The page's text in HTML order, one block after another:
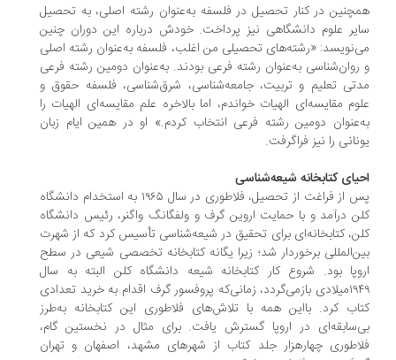
در کنار تحصیل در فلسفه به‌عنوان رشته اصلی، به تحصیل
علوم دانشگاهی نیز پرداخت. خودش درباره این دوران چنین
«رشته‌های تحصیلی من اغلب، فلسفه به‌عنوان رشته اصلی
به‌عنوان رشته فرعی بودند. به‌عنوان دومین رشته فرعی
تعلیم و تربیت، جامعه‌شناسی، شرق‌شناسی، فلسفه حقوق و
مقایسه‌ای الهیات خواندم، اما بالاخره علم مقایسه‌ای الهیات را
دومین رشته فرعی انتخاب کردم.» او در همین ایام زبان‌
را نیز فراگرفت.
کتابخانه شیعه‌شناسی
پس از فراغت از تحصیل، فلاطوری در سال ۱۹۶۵ به استخدام دانشگاه
درآمد و با حمایت اروین گرف و ولفگانگ واگنر، رئیس دانشگاه
کتابخانه‌ای برای تحقیق در شیعه‌شناسی تأسیس کرد که از شهرت
برخوردار شد؛ زیرا یگانه کتابخانه تخصصی شیعی در سطح
بود. شروع کار کتابخانه شیعه دانشگاه کلن البته به سال
۱۹۴۹میلادی بازمی‌گردد، زمانی‌که پروفسور گرف اقدام به خرید تعدادی
کرد. بااین همه با تلاش‌های فلاطوری این کتابخانه به‌طرز
در اروپا گسترش یافت. برای مثال در نخستین گام،
چهارهزار جلد کتاب از شهرهای مشهد، اصفهان و تهران